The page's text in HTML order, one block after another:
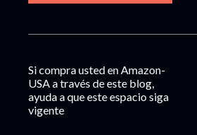
Si compra usted en Amazon-
USA a través de este blog,
ayuda a que este espacio siga
vigente